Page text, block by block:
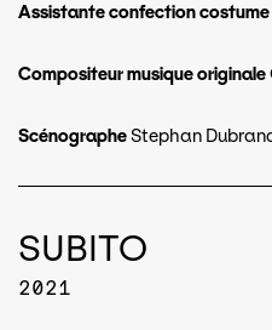
Assistante confection costume
Compositeur musique originale
ScénographeStephan
SUBITO
2021